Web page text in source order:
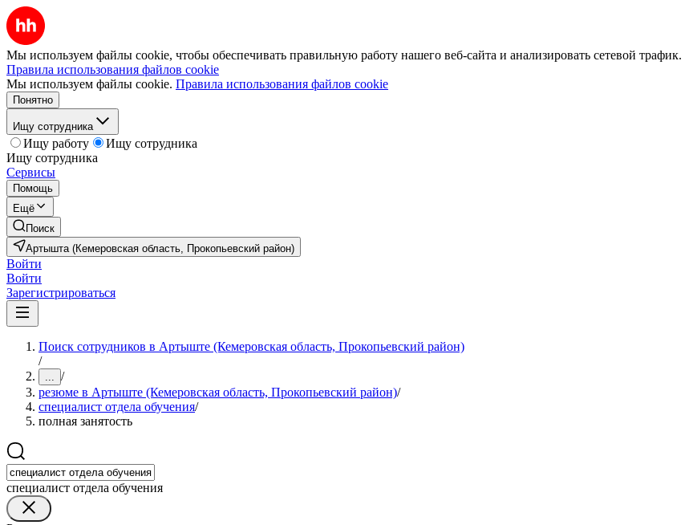
Мы используем файлы cookie, чтобы обеспечивать правильную работу нашего веб-сайта и анализировать сетевой трафик.
Правила использования файлов cookie
Мы используем файлы cookie. Правила использования файлов cookie
Понятно
Ищу сотрудника
Ищу работу
Ищу сотрудника
Ищу сотрудника
Сервисы
Помощь
Ещё
Поиск
Артышта (Кемеровская область, Прокопьевский район)
Войти
Войти
Зарегистрироваться
Поиск сотрудников в Артыште (Кемеровская область, Прокопьевский район)
/
... /
резюме в Артыште (Кемеровская область, Прокопьевский район)/
специалист отдела обучения/
полная занятость
специалист отдела обучения